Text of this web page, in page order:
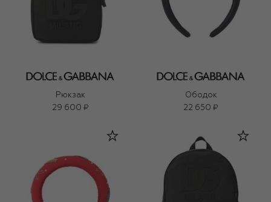
Рюкзак
29 600 ₽
Ободок
22 650 ₽